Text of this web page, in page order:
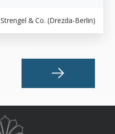
Strengel & Co. (Drezda-Berlin)